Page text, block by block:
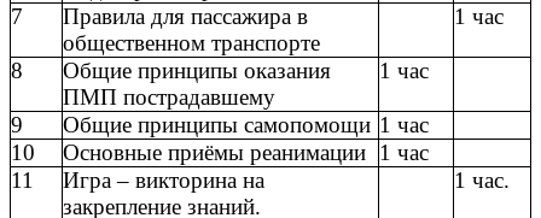
7
Правила для пассажира в
общественном транспорте
1 час
8
Общие принципы оказания
ПМП пострадавшему
1 час
9 Общие принципы самопомощи 1 час
10
Основные приёмы реанимации 1 час
11
Игра – викторина на
закрепление знаний.
1 час.